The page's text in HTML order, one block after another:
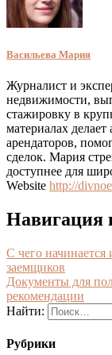
Васильева Мария
Журналист и
недвижимости,
стажировку в
материалах
арендаторов,
сделок. Мария
доступнее для
Website http://
Навигация
С чего начинается
заемщиков
Документы для
рекомендации
Найти:
Рубрики